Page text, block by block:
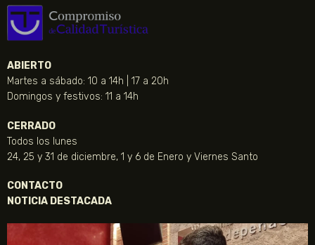
ABIERTO
Martes a sábado: 10 a 14h | 17 a 20h
Domingos y festivos: 11 a 14h
CERRADO
Todos los lunes
24, 25 y 31 de diciembre, 1 y 6 de Enero y Viernes Santo
CONTACTO
NOTICIA DESTACADA